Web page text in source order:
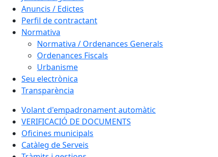
Anuncis / Edictes
Perfil de contractant
Normativa
Normativa / Ordenances Generals
Ordenances Fiscals
Urbanisme
Seu electrònica
Transparència
Volant d'empadronament automàtic
VERIFICACIÓ DE DOCUMENTS
Oficines municipals
Catàleg de Serveis